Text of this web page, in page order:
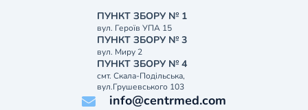
ПУНКТ ЗБОРУ № 1
вул. Героїв УПА 15
ПУНКТ ЗБОРУ № 3
вул. Миру 2
ПУНКТ ЗБОРУ № 4
смт. Скала-Подільська,
вул.Грушевського 103
info@centrmed.com